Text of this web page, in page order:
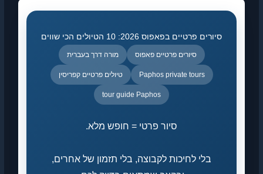
סיורים פרטיים בפאפוס 2026: 10 הטיולים הכי שווים
סיורים פרטיים פאפוס מורה דרך בעברית
Paphos private tours טיולים פרטיים קפריסין
tour guide Paphos
סיור פרטי = חופש מלא.
בלי לחיכות לקבוצה, בלי תזמון של אחרים,